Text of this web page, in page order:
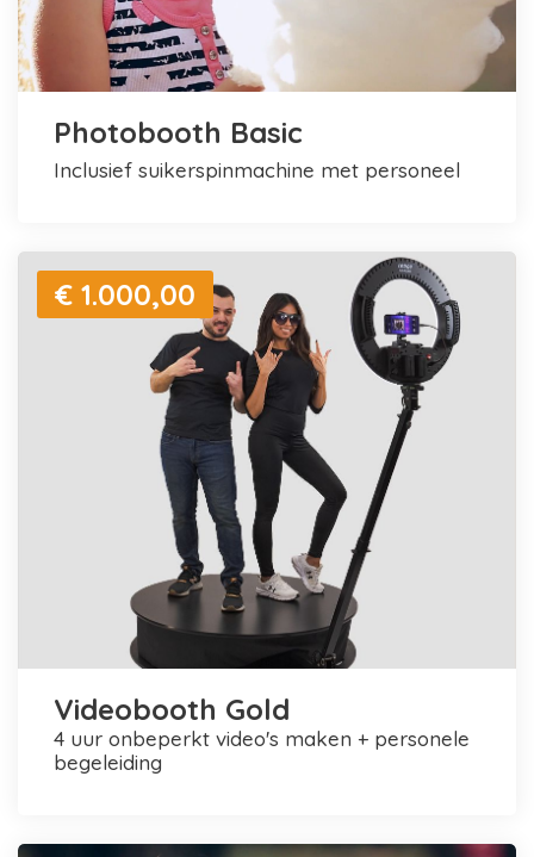
Photobooth Basic
inclusief suikerspinmachine met personeel
€ 1.000,00
Videobooth Gold
4 uur onbeperkt video's maken + personele
begeleiding